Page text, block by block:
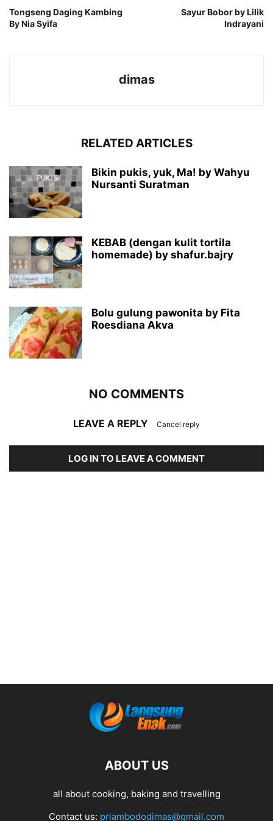
Tongseng Daging Kambing
By Nia Syifa
Sayur Bobor by Lilik
Indrayani
dimas
RELATED ARTICLES
Bikin pukis, yuk, Ma! by Wahyu
Nursanti Suratman
KEBAB (dengan kulit tortila
homemade) by shafur.bajry
Bolu gulung pawonita by Fita
Roesdiana Akva
NO COMMENTS
LEAVE A REPLY Cancel reply
LOG IN TO LEAVE A COMMENT
ABOUT US
all about cooking, baking and travelling
Contact us: priambododimas@gmail.com